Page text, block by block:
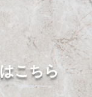
こちら